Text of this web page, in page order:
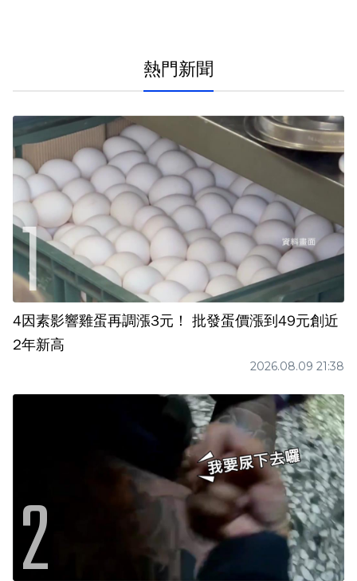
熱門新聞
4因素影響雞蛋再調漲3元！ 批發蛋價漲到49元創近
2年新高
2026.08.09 21:38